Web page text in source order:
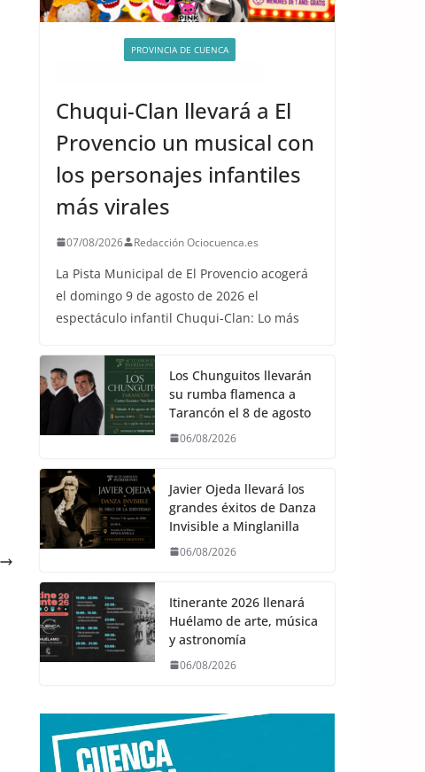
PROVINCIA DE CUENCA
Chuqui-Clan llevará a El
Provencio un musical con
los personajes infantiles
más virales
07/08/2026 Redacción Ociocuenca.es
La Pista Municipal de El Provencio acogerá
el domingo 9 de agosto de 2026 el
espectáculo infantil Chuqui-Clan: Lo más
Los Chunguitos llevarán
su rumba flamenca a
Tarancón el 8 de agosto
06/08/2026
Javier Ojeda llevará los
grandes éxitos de Danza
Invisible a Minglanilla
06/08/2026
Itinerante 2026 llenará
Huélamo de arte, música
y astronomía
06/08/2026